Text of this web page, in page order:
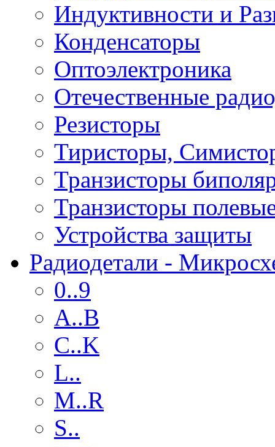
Индуктивности и
Конденсаторы
Оптоэлектроника
Отечественные
Резисторы
Тиристоры,
Транзисторы
Транзисторы
Устройства защиты
Радиодетали -
0..9
A..B
C..K
L..
M..R
S..